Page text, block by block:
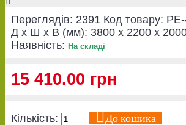
Переглядів: 2391 Код товару:
Д x Ш x В (мм): 3800 x 2200 x
Наявність: На складі
15 410.00 грн
Кількість: До кошика